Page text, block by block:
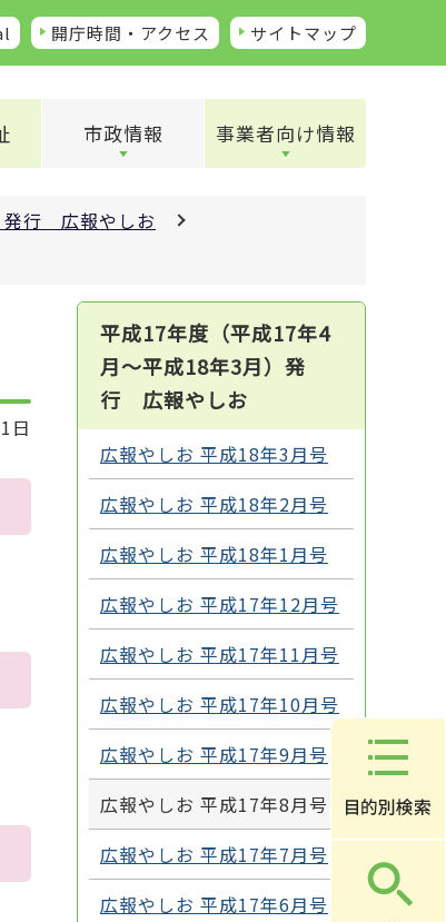
開庁時間・アクセス サイトマップ
市政情報 事業者向け情報
発行 広報やしお
日
平成17年度（平成17年4
月～平成18年3月）発
行 広報やしお
広報やしお 平成18年3月号
広報やしお 平成18年2月号
広報やしお 平成18年1月号
広報やしお 平成17年12月号
広報やしお 平成17年11月号
広報やしお 平成17年10月号
広報やしお 平成17年9月号
広報やしお 平成17年8月号
広報やしお 平成17年7月号
広報やしお 平成17年6月号